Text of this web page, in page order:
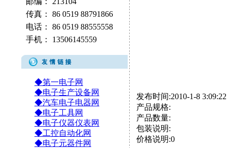
传真：
86 0519 88791866
电话：
86 0519 88555558
手机：
13506145559
◆第一电子网
◆电子生产设备网
◆汽车电子电器网
◆电子工具网
◆电子仪器仪表网
◆工控自动化网
◆电子元器件网
发布时间:2010-1-8 3:09:22
产品规格:
产品数量:
包装说明:
价格说明:0